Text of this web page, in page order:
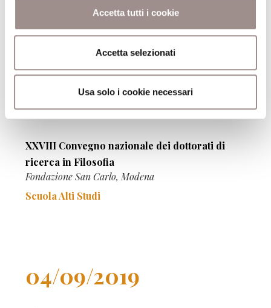
Accetta tutti i cookie
Accetta selezionati
Usa solo i cookie necessari
Convegno internazionale
Scuola Alti Studi
04/09/2019
XXVIII Convegno nazionale dei dottorati di
ricerca in Filosofia
Fondazione San Carlo, Modena
Scuola Alti Studi
04/09/2019